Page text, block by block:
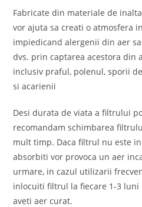
Fabricate din materiale de
vor ajuta sa creati o atmosfera
impiedicand alergenii din aer
dvs. prin captarea acestora din
inclusiv praful, polenul, sporii
si acarienii
Desi durata de viata a filtrului
recomandam schimbarea
mult timp. Daca filtrul nu este
absorbiti vor provoca un aer
urmare, in cazul utilizarii
inlocuiti filtrul la fiecare 1-3 luni
aveti aer curat.